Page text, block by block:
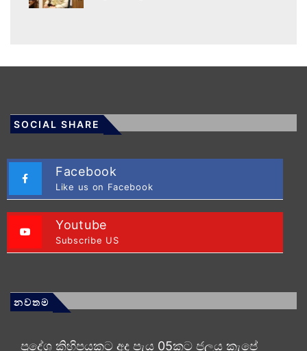
SOCIAL SHARE
Facebook
Like us on Facebook
Youtube
Subscribe US
නවතම
ප්‍රදේශ කිහිපයකට අද පැය 05කට ජලය කැපේ